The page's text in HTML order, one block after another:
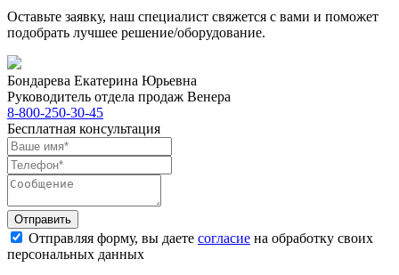
Оставьте заявку, наш специалист свяжется с вами и поможет
подобрать лучшее решение/оборудование.
Бондарева Екатерина Юрьевна
Руководитель отдела продаж Венера
8-800-250-30-45
Бесплатная консультация
Отправить
Отправляя форму, вы даете согласие на обработку своих
персональных данных